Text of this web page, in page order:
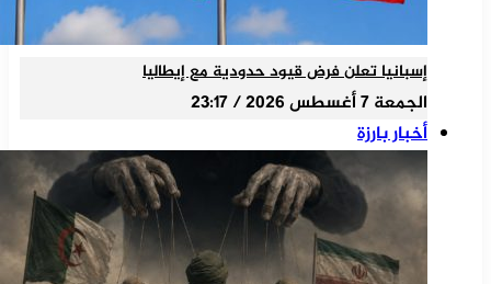
إسبانيا تعلن فرض قيود حدودية مع إيطاليا
الجمعة 7 أغسطس 2026 / 23:17
أخبار بارزة